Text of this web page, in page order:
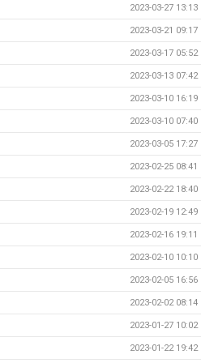
2023-03-27 13:13
2023-03-21 09:17
2023-03-17 05:52
2023-03-13 07:42
2023-03-10 16:19
2023-03-10 07:40
2023-03-05 17:27
2023-02-25 08:41
2023-02-22 18:40
2023-02-19 12:49
2023-02-16 19:11
2023-02-10 10:10
2023-02-05 16:56
2023-02-02 08:14
2023-01-27 10:02
2023-01-22 19:42